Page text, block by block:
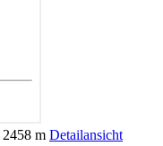
2458 m Detailansicht